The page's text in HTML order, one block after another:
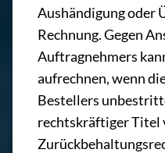
Aushändigung oder
Rechnung. Gegen
Auftragnehmers
aufrechnen, wenn
Bestellers
rechtskräftiger Titel